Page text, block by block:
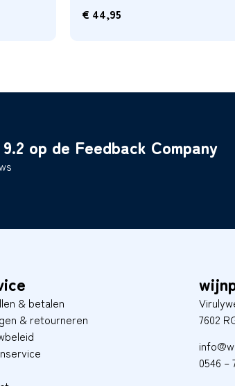
€ 40,95
op de Feedback Company
& betalen
& retourneren
7602
0546 –